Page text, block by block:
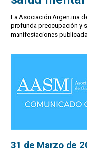
La Asociación Argentina
profunda preocupación y
manifestaciones
31 de Marzo de